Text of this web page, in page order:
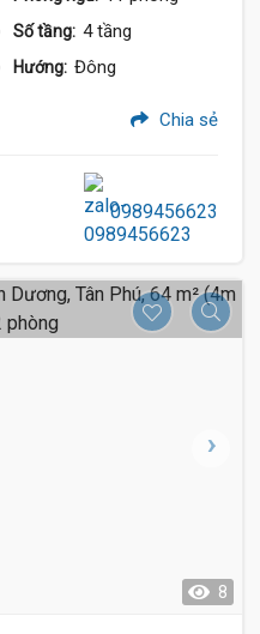
Số tầng: 4 tầng
Hướng: Đông
Chia sẻ
0989456623
8